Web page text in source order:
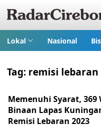
Lokal Nasional
Tag: remisi lebaran
Memenuhi Syarat, 369
Binaan Lapas
Remisi Lebaran 2023